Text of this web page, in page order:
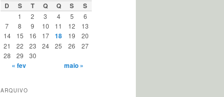
D S T Q Q S S
1 2 3 4 5
6
7
8 9 10 11 12
13
14
15 16 17 18 19
20
21
22 23 24 25 26
27
28
29 30
« fev maio »
ARQUIVO